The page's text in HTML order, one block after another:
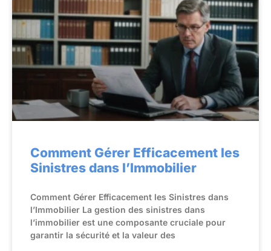
Comment Gérer Efficacement les
Sinistres dans l’Immobilier
Comment Gérer Efficacement les Sinistres dans
l’Immobilier La gestion des sinistres dans
l’immobilier est une composante cruciale pour
garantir la sécurité et la valeur des